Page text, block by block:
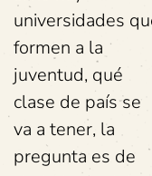
universidades
formen a la
juventud, qué
clase de país se
va a tener, la
pregunta es de